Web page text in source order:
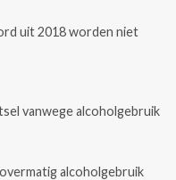
uit 2018 worden niet
vanwege alcoholgebruik
alcoholgebruik